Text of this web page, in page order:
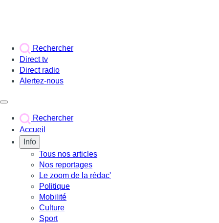
Rechercher
Direct tv
Direct radio
Alertez-nous
Rechercher
Accueil
Info
Tous nos articles
Nos reportages
Le zoom de la rédac'
Politique
Mobilité
Culture
Sport